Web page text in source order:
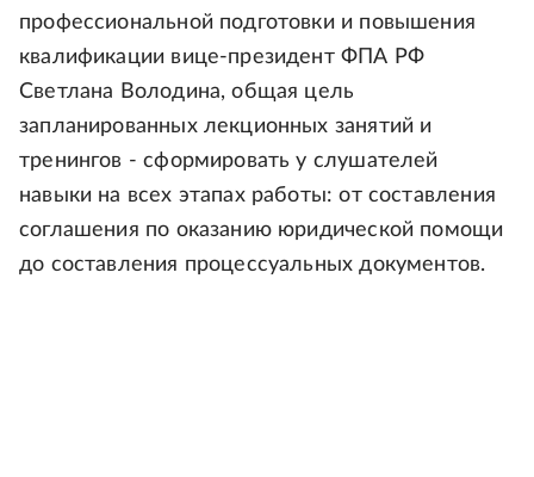
профессиональной подготовки и повышения
квалификации вице-президент ФПА РФ
Светлана Володина, общая цель
запланированных лекционных занятий и
тренингов - сформировать у слушателей
навыки на всех этапах работы: от составления
соглашения по оказанию юридической помощи
до составления процессуальных документов.